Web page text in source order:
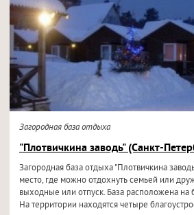
Загородная база отдыха
"Плотвичкина заводь" (Санкт-
Загородная база отдыха "Плотвичкина
место, где можно отдохнуть семьей или
выходные или отпуск. База расположена на
На территории находятся четыре